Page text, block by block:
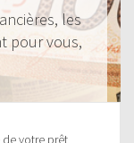
les
pour vous,
de votre prêt